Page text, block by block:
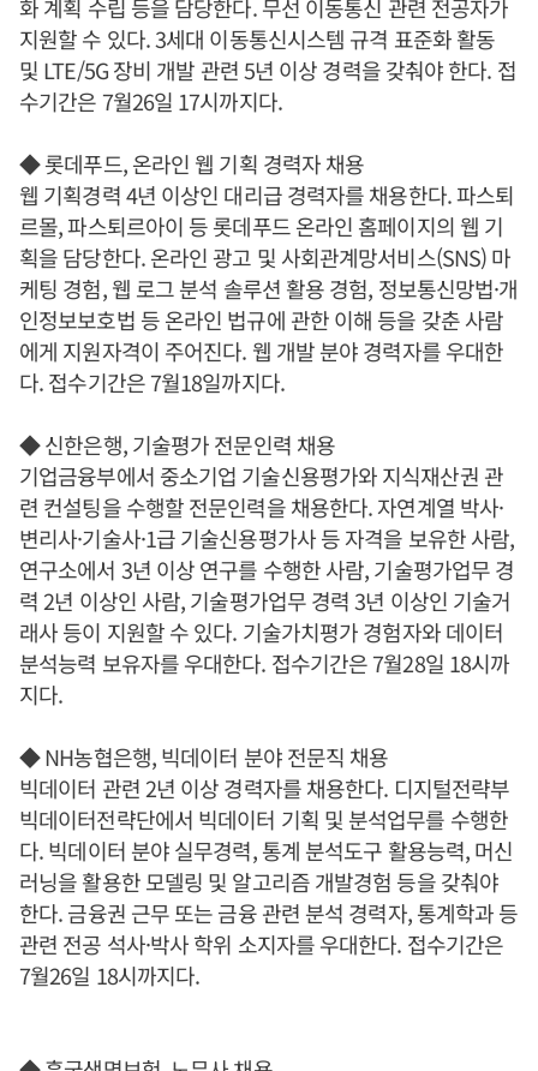
화 계획 수립 등을 담당한다. 무선 이동통신 관련 전공자가
지원할 수 있다. 3세대 이동통신시스템 규격 표준화 활동
및 LTE/5G 장비 개발 관련 5년 이상 경력을 갖춰야 한다. 접
수기간은 7월26일 17시까지다.
◆ 롯데푸드, 온라인 웹 기획 경력자 채용
웹 기획경력 4년 이상인 대리급 경력자를 채용한다. 파스퇴
르몰, 파스퇴르아이 등 롯데푸드 온라인 홈페이지의 웹 기
획을 담당한다. 온라인 광고 및 사회관계망서비스(SNS) 마
케팅 경험, 웹 로그 분석 솔루션 활용 경험, 정보통신망법·개
인정보보호법 등 온라인 법규에 관한 이해 등을 갖춘 사람
에게 지원자격이 주어진다. 웹 개발 분야 경력자를 우대한
다. 접수기간은 7월18일까지다.
◆ 신한은행, 기술평가 전문인력 채용
기업금융부에서 중소기업 기술신용평가와 지식재산권 관
련 컨설팅을 수행할 전문인력을 채용한다. 자연계열 박사·
변리사·기술사·1급 기술신용평가사 등 자격을 보유한 사람,
연구소에서 3년 이상 연구를 수행한 사람, 기술평가업무 경
력 2년 이상인 사람, 기술평가업무 경력 3년 이상인 기술거
래사 등이 지원할 수 있다. 기술가치평가 경험자와 데이터
분석능력 보유자를 우대한다. 접수기간은 7월28일 18시까
지다.
◆ NH농협은행, 빅데이터 분야 전문직 채용
빅데이터 관련 2년 이상 경력자를 채용한다. 디지털전략부
빅데이터전략단에서 빅데이터 기획 및 분석업무를 수행한
다. 빅데이터 분야 실무경력, 통계 분석도구 활용능력, 머신
러닝을 활용한 모델링 및 알고리즘 개발경험 등을 갖춰야
한다. 금융권 근무 또는 금융 관련 분석 경력자, 통계학과 등
관련 전공 석사·박사 학위 소지자를 우대한다. 접수기간은
7월26일 18시까지다.